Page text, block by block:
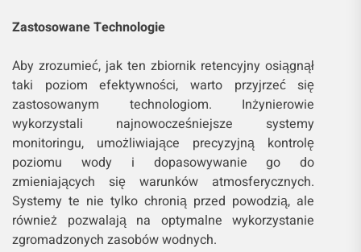
Zastosowane Technologie
Aby zrozumieć, jak ten zbiornik retencyjny osiągnął
taki poziom efektywności, warto przyjrzeć się
zastosowanym technologiom. Inżynierowie
wykorzystali najnowocześniejsze systemy
monitoringu, umożliwiające precyzyjną kontrolę
poziomu wody i dopasowywanie go do
zmieniających się warunków atmosferycznych.
Systemy te nie tylko chronią przed powodzią, ale
również pozwalają na optymalne wykorzystanie
zgromadzonych zasobów wodnych.